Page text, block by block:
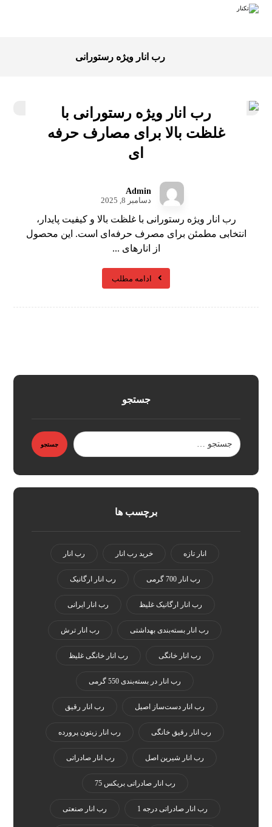
رب انار ویژه رستورانی
رب انار ویژه رستورانی با
غلظت بالا برای مصارف حرفه
ای
Admin
دسامبر 8, 2025
رب انار ویژه رستورانی با غلظت بالا و کیفیت پایدار،
انتخابی مطمئن برای مصرف حرفه‌ای است. این محصول
از انارهای ...
ادامه مطلب
جستجو
برچسب ها
انار تازه خرید رب انار رب انار
رب انار 700 گرمی رب انار ارگانیک
رب انار ارگانیک غلیظ رب انار ایرانی
رب انار بسته‌بندی بهداشتی رب انار ترش
رب انار خانگی رب انار خانگی غلیظ
رب انار در بسته‌بندی 550 گرمی
رب انار دست‌ساز اصیل رب انار رقیق
رب انار رقیق خانگی رب انار زیتون پرورده
رب انار شیرین اصل رب انار صادراتی
رب انار صادراتی بریکس 75
رب انار صادراتی درجه 1 رب انار صنعتی